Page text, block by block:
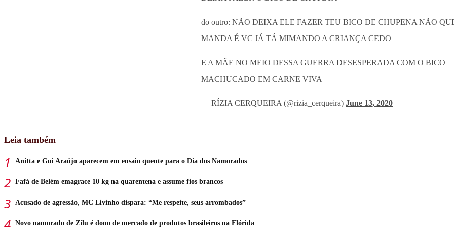
do outro: NÃO DEIXA ELE FAZER TEU BICO DE CHUPENA NÃO
MANDA É VC JÁ TÁ MIMANDO A CRIANÇA CEDO
E A MÃE NO MEIO DESSA GUERRA DESESPERADA COM O BICO
MACHUCADO EM CARNE VIVA
— RÍZIA CERQUEIRA (@rizia_cerqueira) June 13, 2020
Leia também
Anitta e Gui Araújo aparecem em ensaio quente para o Dia dos Namorados
Fafá de Belém emagrace 10 kg na quarentena e assume fios brancos
Acusado de agressão, MC Livinho dispara: “Me respeite, seus arrombados”
Novo namorado de Zilu é dono de mercado de produtos brasileiros na Flórida